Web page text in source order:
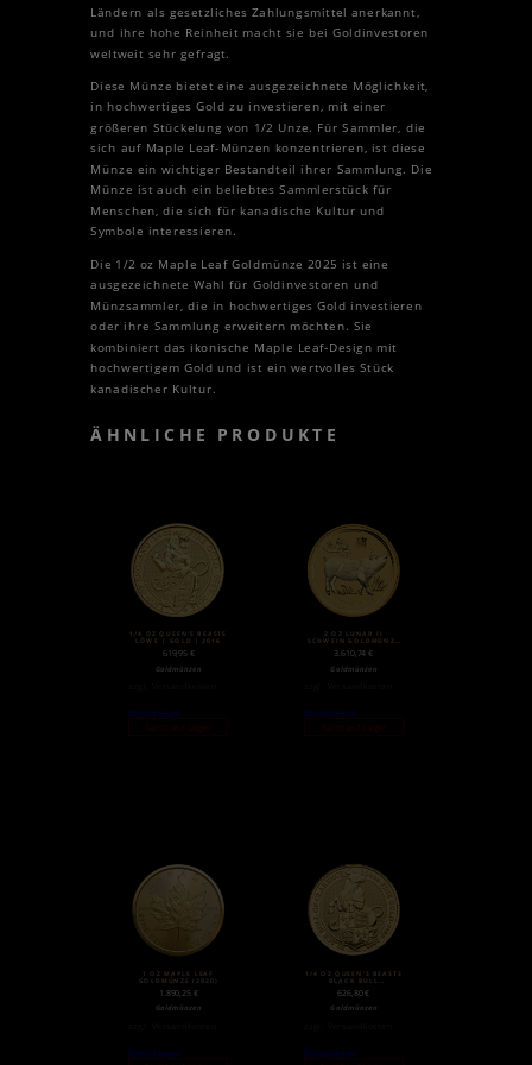
Ländern als gesetzliches Zahlungsmittel anerkannt,
und ihre hohe Reinheit macht sie bei Goldinvestoren
weltweit sehr gefragt.
Diese Münze bietet eine ausgezeichnete Möglichkeit,
in hochwertiges Gold zu investieren, mit einer
größeren Stückelung von 1/2 Unze. Für Sammler, die
sich auf Maple Leaf-Münzen konzentrieren, ist diese
Münze ein wichtiger Bestandteil ihrer Sammlung. Die
Münze ist auch ein beliebtes Sammlerstück für
Menschen, die sich für kanadische Kultur und
Symbole interessieren.
Die 1/2 oz Maple Leaf Goldmünze 2025 ist eine
ausgezeichnete Wahl für Goldinvestoren und
Münzsammler, die in hochwertiges Gold investieren
oder ihre Sammlung erweitern möchten. Sie
kombiniert das ikonische Maple Leaf-Design mit
hochwertigem Gold und ist ein wertvolles Stück
kanadischer Kultur.
ÄHNLICHE PRODUKTE
1/4 OZ QUEEN’S BEASTS
LÖWE | GOLD | 2016
619,95 €
Goldmünzen
Weiterlesen
Nicht auf Lager
2 OZ LUNAR II
SCHWEIN GOLDMÜNZE
3.610,74€
Goldmünzen
Weiterlesen
Nicht auf Lager
1 OZ MAPLE LEAF
GOLDMÜNZE (2020)
1.890,25 €
Goldmünzen
Weiterlesen
1/4 OZ QUEEN’S BEASTS
BLACK BULL
626,80€
Goldmünzen
Weiterlesen